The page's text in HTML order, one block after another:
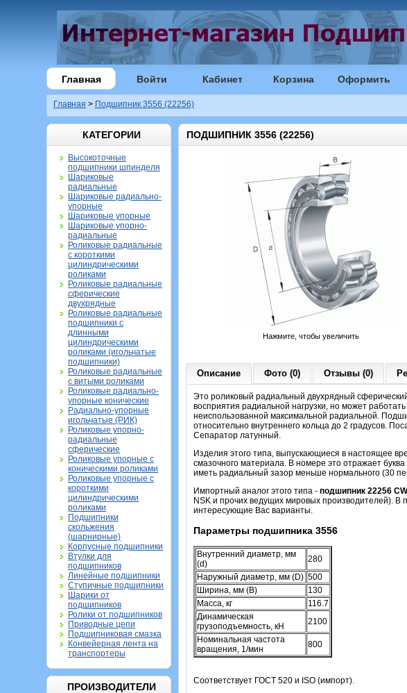
Главная Войти Кабинет Корзина Оформить
Главная > Подшипник 3556 (22256)
КАТЕГОРИИ
Высокоточные
подшипники шпинделя
Шариковые
радиальные
Шариковые радиально-
упорные
Шариковые упорные
Шариковые упорно-
радиальные
Роликовые радиальные
с короткими
цилиндрическими
роликами
Роликовые радиальные
сферические
двухрядные
Роликовые радиальные
подшипники с
длинными
цилиндрическими
роликами (игольчатые
подшипники)
Роликовые радиальные
с витыми роликами
Роликовые радиально-
упорные конические
Радиально-упорные
игольчатые (РИК)
Роликовые упорно-
радиальные
сферические
Роликовые упорные с
коническими роликами
Роликовые упорные с
короткими
цилиндрическими
роликами
Подшипники
скольжения
(шарнирные)
Корпусные подшипники
Втулки для
подшипников
Линейные подшипники
Ступичные подшипники
Шарики от
подшипников
Ролики от подшипников
Приводные цепи
Подшипниковая смазка
Конвейерная лента на
транспортеры
ПРОИЗВОДИТЕЛИ
ПОДШИПНИК 3556 (22256)
Нажмите, чтобы увеличить
Описание Фото (0) Отзывы (0)
Это роликовый радиальный двухрядный
восприятия радиальной нагрузки, но может
неиспользованной максимальной радиальной.
относительно внутреннего кольца до 2 градусов.
Сепаратор латунный.
Изделия этого типа, выпускающиеся в настоящее
смазочного материала. В номере это отражает
иметь радиальный зазор меньше нормального (30
Импортный аналог этого типа - подшипник 22256
NSK и прочих ведущих мировых производителей). В
интересующие Вас варианты.
Параметры подшипника 3556
Внутренний диаметр, мм
(d)
280
Наружный диаметр, мм (D) 500
Ширина, мм (B)
130
Масса, кг
116.7
Динамическая
грузоподъемность, кН
2100
Номинальная частота
вращения, 1/мин
800
Соответствует ГОСТ 520 и ISO (импорт).